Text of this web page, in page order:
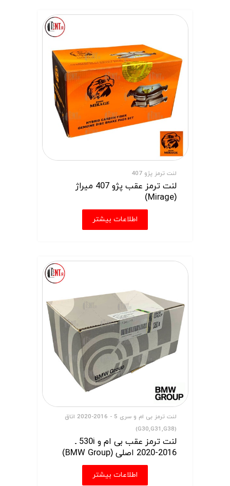
لنت ترمز پژو 407
لنت ترمز عقب پژو 407 میراژ
(Mirage)
اطلاعات بیشتر
لنت ترمز بی ام و سری 5 - 2016-2020 اتاق
(G30,G31,G38)
لنت ترمز عقب بی ام و 530i ـ
2016-2020 اصلی (BMW Group)
اطلاعات بیشتر